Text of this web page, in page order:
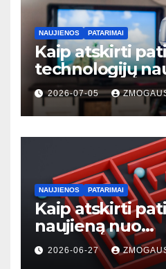
NAUJIENOS PATARIMAI
Kaip atskirti
technologijų
klaidinančios: 7
požymiai
2026-07-05
NAUJIENOS PATARIMAI
Kaip atskirti
naujieną nuo
vadovas
2026-06-27